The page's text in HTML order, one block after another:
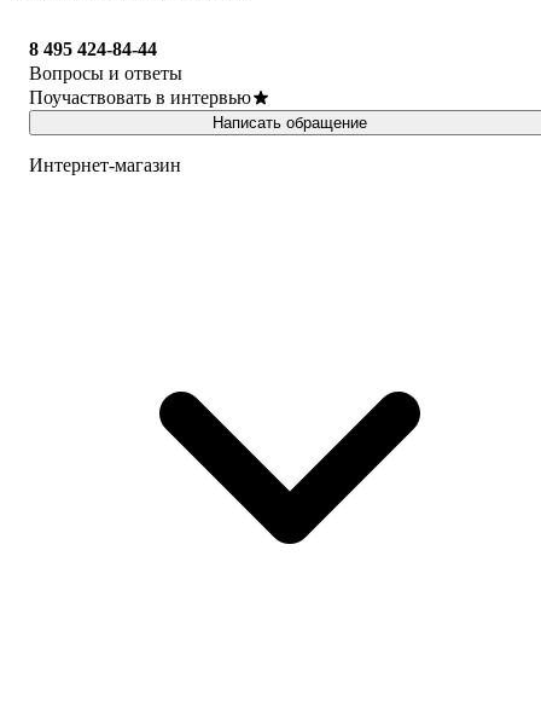
8 495 424-84-44
Вопросы и ответы
Поучаствовать в интервью
Написать обращение
Интернет-магазин